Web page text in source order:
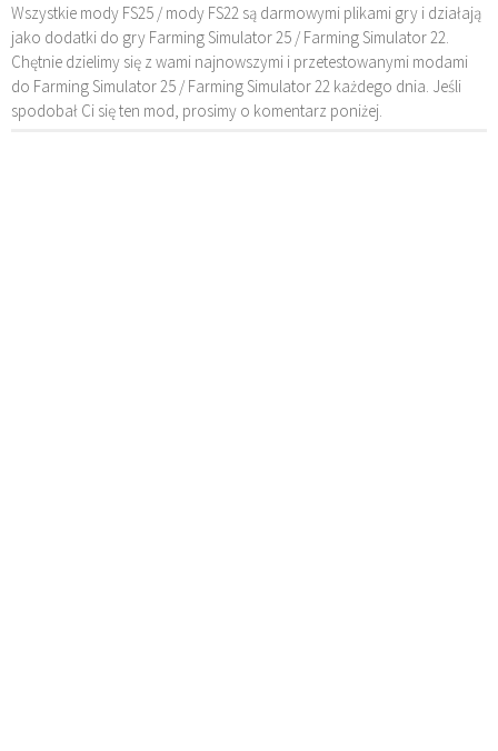
Wszystkie mody FS25 / mody FS22 są darmowymi plikami gry i działają
jako dodatki do gry Farming Simulator 25 / Farming Simulator 22.
Chętnie dzielimy się z wami najnowszymi i przetestowanymi modami
do Farming Simulator 25 / Farming Simulator 22 każdego dnia. Jeśli
spodobał Ci się ten mod, prosimy o komentarz poniżej.